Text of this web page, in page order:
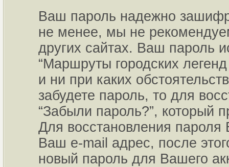
Ваш пароль надежно
не менее, мы не
других сайтах. Ваш пароль
“Маршруты городских
и ни при каких
забудете пароль, то для
“Забыли пароль?”, который
Для восстановления
Ваш e-mail адрес, после
новый пароль для Вашего